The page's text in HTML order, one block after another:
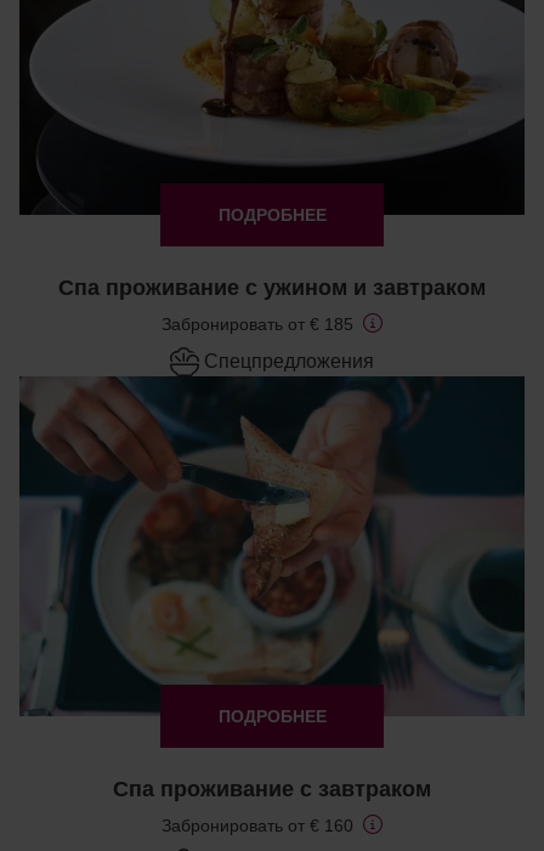
ПОДРОБНЕЕ
Спа проживание с ужином и завтраком
Забронировать от € 185
Cпецпредложения
ПОДРОБНЕЕ
Спа проживание с завтраком
Забронировать от € 160